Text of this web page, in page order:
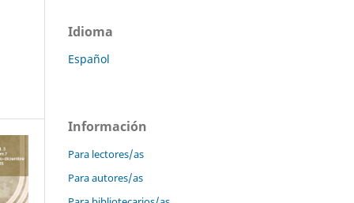
Idioma
Español
Información
Para lectores/as
Para autores/as